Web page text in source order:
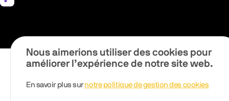
Nous aimerions utiliser des cookies pour
améliorer l’expérience de notre site web.
En savoir plus surnotre politique de gestion des cookies